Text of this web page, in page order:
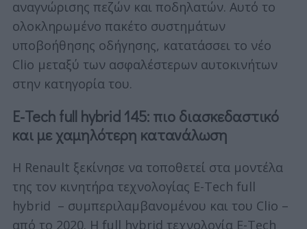
αναγνώρισης πεζών και ποδηλατών. Αυτό το
ολοκληρωμένο πακέτο συστημάτων
υποβοήθησης οδήγησης, κατατάσσει το νέο
Clio μεταξύ των ασφαλέστερων αυτοκινήτων
στην κατηγορία του.
E-Tech full hybrid 145: πιο διασκεδαστικό
και με χαμηλότερη κατανάλωση
Η Renault ξεκίνησε να τοποθετεί στα μοντέλα
της τον κινητήρα τεχνολογίας E-Tech full
hybrid – συμπεριλαμβανομένου και του Clio –
από το 2020. Η full hybrid τεχνολογία E-Tech